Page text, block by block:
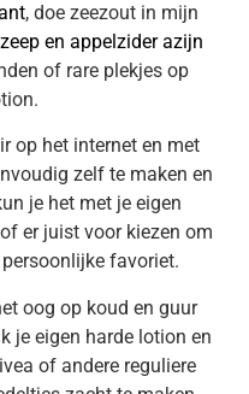
, doe zeezout in mijn
en appelzider azijn
of rare plekjes op
op het internet en met
zelf te maken en
je het met je eigen
er juist voor kiezen om
favoriet.
oog op koud en guur
je eigen harde lotion en
of andere reguliere